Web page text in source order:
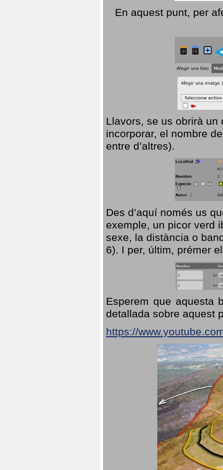
En aquest punt, per
Llavors, se us obrirà
incorporar, el nombre
entre d’altres).
Des d’aquí només us
exemple, un picor verd
sexe, la distància o
6). I per, últim, prémer
Esperem que aquesta
detallada sobre aquest
https://